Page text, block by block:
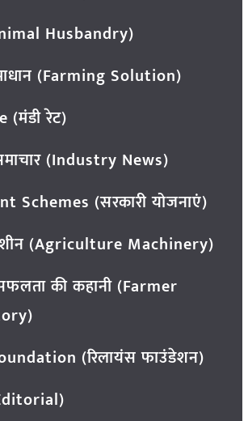
Husbandry)
(Farming Solution)
(मंडी रेट)
(Industry News)
Schemes (सरकारी योजनाएं)
(Agriculture Machinery)
की कहानी (Farmer
(रिलायंस फाउंडेशन)